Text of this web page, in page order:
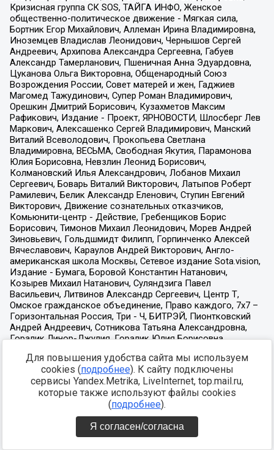
Для повышения удобства сайта мы используем
cookies (подробнее). К сайту подключены
сервисы Yandex.Metrika, LiveInternet, top.mail.ru,
которые также используют файлы cookies
(подробнее).
Я согласен/согласна